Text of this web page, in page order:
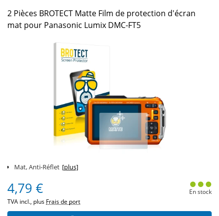
2 Pièces BROTECT Matte Film de protection d'écran
mat pour Panasonic Lumix DMC-FT5
Mat, Anti-Réflet [plus]
4,79 €
TVA incl., plus Frais de port
En stock